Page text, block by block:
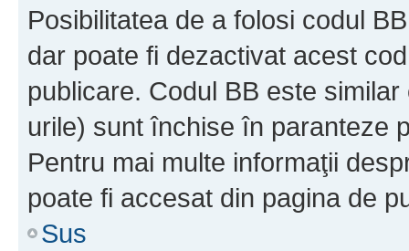
Posibilitatea de a folosi codul
dar poate fi dezactivat acest
publicare. Codul BB este
urile) sunt închise în paranteze
Pentru mai multe informaţii
poate fi accesat din pagina de
Sus